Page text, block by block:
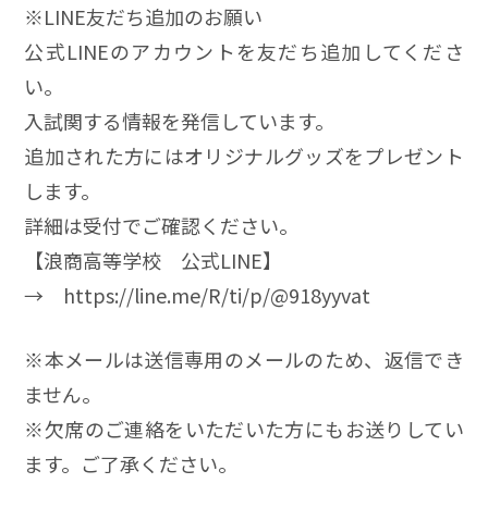
※LINE友だち追加のお願い
公式LINEのアカウントを友だち追加してくださ
い。
入試関する情報を発信しています。
追加された方にはオリジナルグッズをプレゼント
します。
詳細は受付でご確認ください。
【浪商高等学校 公式LINE】
→ https://line.me/R/ti/p/@918yyvat
※本メールは送信専用のメールのため、返信でき
ません。
※欠席のご連絡をいただいた方にもお送りしてい
ます。ご了承ください。